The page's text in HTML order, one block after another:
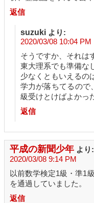
返信
suzuki より:
2020/03/08 10:04 PM
そうですか、それは
東大理系でも準備な
少なくともいえるの
学力が落ちてるので
級受けとけばよかっ
返信
平成の新聞少年 より:
2020/03/08 9:14 PM
以前数学検定1級・準1
を通過していました。
返信